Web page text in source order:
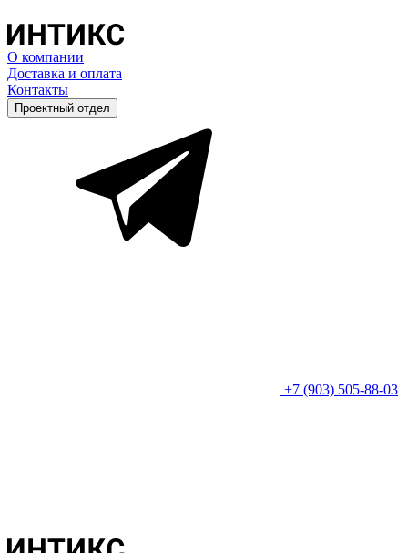
О компании
Доставка и оплата
Контакты
Проектный отдел
+7 (903) 505-88-03